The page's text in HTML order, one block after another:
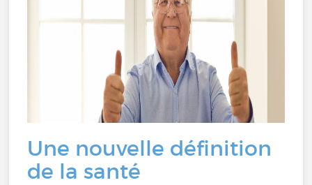
Une nouvelle définition
de la santé